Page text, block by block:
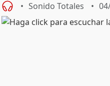
Sonido Totales